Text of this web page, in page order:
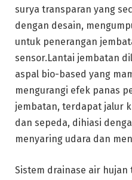
surya transparan yang
dengan desain,
untuk penerangan
sensor.Lantai jembatan
aspal bio-based yang
mengurangi efek panas
jembatan, terdapat jalur
dan sepeda, dihiasi
menyaring udara dan
Sistem drainase air